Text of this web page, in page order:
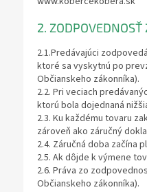
2. ZODPOVEDNOSŤ
2.1.Predávajúci
ktoré sa vyskytnú po
Občianskeho zákonníka).
2.2. Pri veciach
ktorú bola dojednaná
2.3. Ku každému tovaru
zároveň ako záručný
2.4. Záručná doba začína
2.5. Ak dôjde k výmene
2.6. Práva zo
Občianskeho zákonníka).